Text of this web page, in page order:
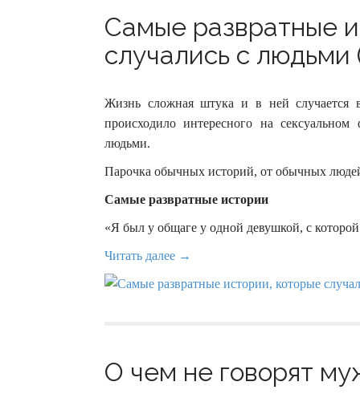
Самые развратные
случались с людьми
Жизнь сложная штука и в ней
происходило интересного на
людьми.
Парочка обычных историй, от обычных
Самые развратные истории
«Я был у общаге у одной девушкой, с
Читать далее →
О чем не говорят